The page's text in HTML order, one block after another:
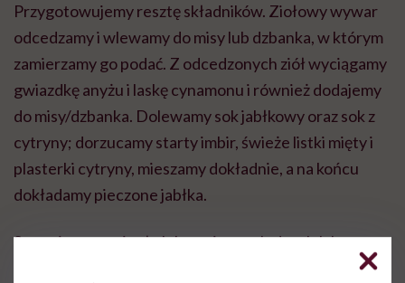
Przygotowujemy resztę składników. Ziołowy wywar
odcedzamy i wlewamy do misy lub dzbanka, w którym
zamierzamy go podać. Z odcedzonych ziół wyciągamy
gwiazdkę anyżu i laskę cynamonu i również dodajemy
do misy/dzbanka. Dolewamy sok jabłkowy oraz sok z
cytryny; dorzucamy starty imbir, świeże listki mięty i
plasterki cytryny, mieszamy dokładnie, a na końcu
dokładamy pieczone jabłka.
Serwujemy na ciepło lub na zimno z lodem lub bez,